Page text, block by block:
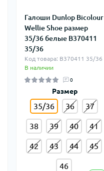
Галоши Dunlop Bicolour
Wellie Shoe размер
35/36 белые B370411
35/36
Код товара: B370411 35/36
В наличии
0
Размер
35/36 36 37
38 39 40 41
42 43 44 45
46